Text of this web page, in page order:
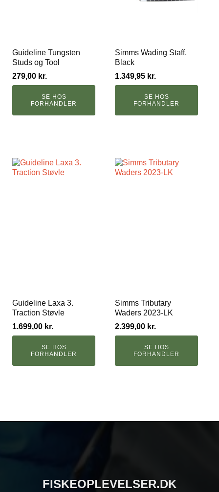
Guideline Tungsten
Studs og Tool
279,00 kr.
SE HOS
FORHANDLER
Simms Wading Staff,
Black
1.349,95 kr.
SE HOS
FORHANDLER
Guideline Laxa 3.
Traction Støvle
1.699,00 kr.
SE HOS
FORHANDLER
Simms Tributary
Waders 2023-LK
2.399,00 kr.
SE HOS
FORHANDLER
FISKEOPLEVELSER.DK